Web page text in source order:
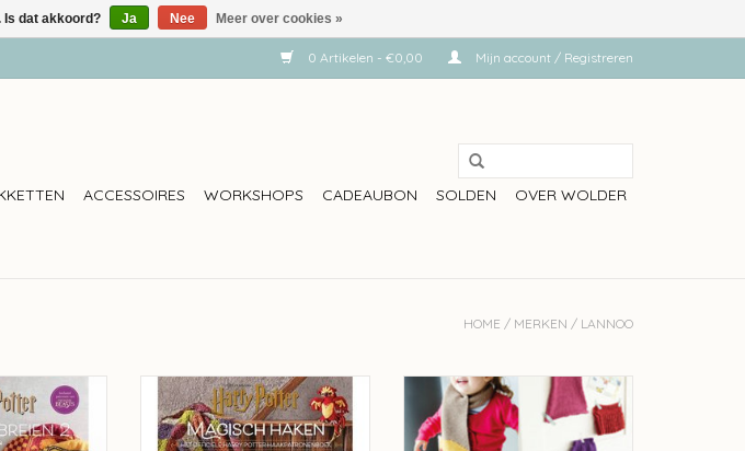
0 Artikelen - €0,00 Mijn account / Registreren
ACCESSOIRES WORKSHOPS CADEAUBON SOLDEN OVER WOLDER
HOME / MERKEN / LANNOO
magisch
Gray
Lannoo Harry Potter magisch
haken - Lee Sartori
TOEVOEGEN AAN WINKELWAGEN
Lannoo Brei voor je kids - kvlv
TOEVOEGEN AAN WINKELWAGEN
Is dat akkoord? Ja Nee Meer over cookies »